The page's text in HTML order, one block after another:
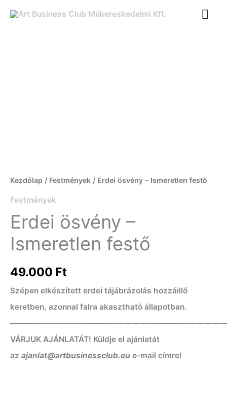
Kezdőlap / Festmények / Erdei ösvény – Ismeretlen festő
Festmények
Erdei ösvény –
Ismeretlen festő
49.000 Ft
Szépen elkészített erdei tájábrázolás hozzáillő
keretben, azonnal falra akasztható állapotban.
VÁRJUK AJÁNLATÁT! Küldje el ajánlatát
az ajanlat@artbusinessclub.eu e-mail címre!